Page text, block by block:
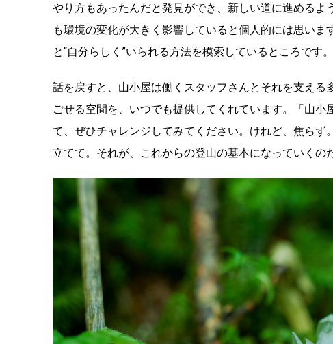
やり方もあったんだと発見ができ、新しい道に進める
も環境の変化が大きく影響していると個人的には思い
と“自分らしく”いられる方法を模索しているところです。
話を戻すと、山小屋は働くスタッフさんとそれを支え
ごせる空間を、いつでも提供してくれています。「山
て、ぜひチャレンジしてみてください。けれど、焦ら
立てて。それが、これからの登山の基本になっていくの